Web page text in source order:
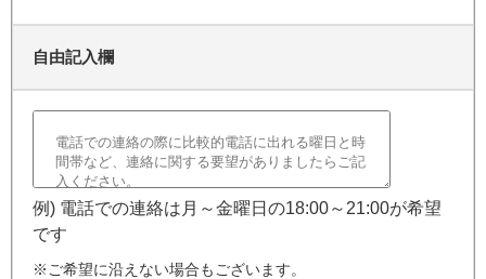
自由記入欄
例) 電話での連絡は月～金曜日の18:00～21:00が希望
です
※ご希望に沿えない場合もございます。